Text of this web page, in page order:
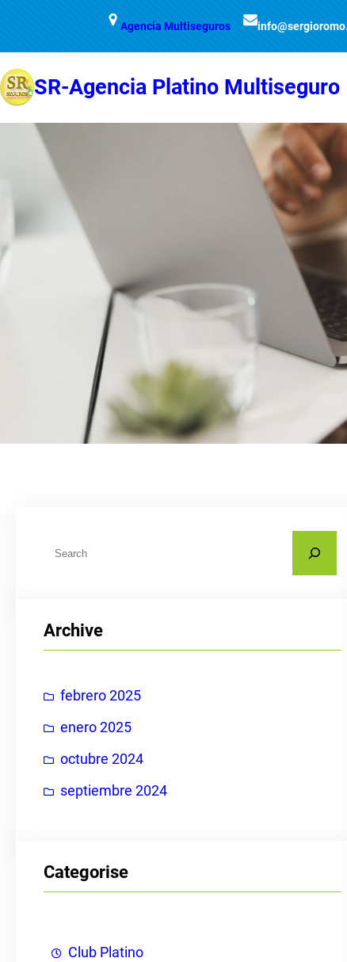
Agencia Multiseguros
SR-Agencia Platino Multiseguro
aArchive
febrero 2025
enero 2025
octubre 2024
septiembre 2024
Categorise
Club Platino